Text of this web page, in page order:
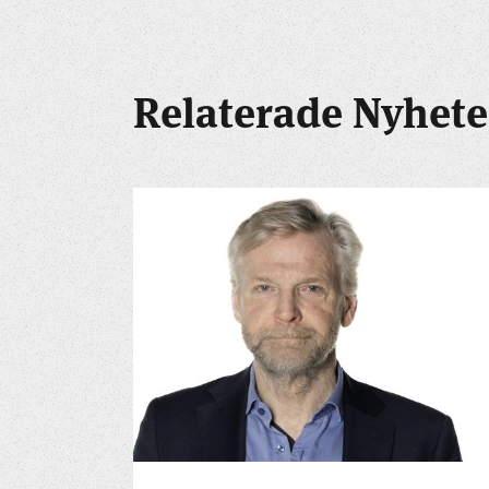
Relaterade